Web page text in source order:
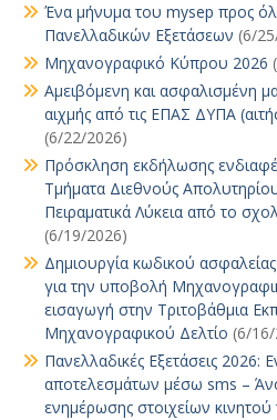
Ένα μήνυμα του mysep προς
Πανελλαδικών Εξετάσεων (6/
Μηχανογραφικό Κύπρου 2026
Αμειβόμενη και ασφαλισμένη
αιχμής από τις ΕΠΑΣ ΔΥΠΑ
(6/22/2026)
Πρόσκληση εκδήλωσης
Τμήματα Διεθνούς
Πειραματικά Λύκεια από το
(6/19/2026)
Δημιουργία κωδικού
για την υποβολή
εισαγωγή στην Τριτοβάθμια
Μηχανογραφικού Δελτίο (6/
Πανελλαδικές Εξετάσεις 2026:
αποτελεσμάτων μέσω sms –
ενημέρωσης στοιχείων